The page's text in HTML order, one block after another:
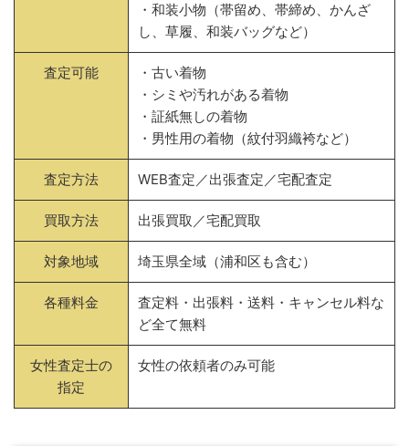
・和装小物（帯留め、帯締め、かんざ
し、草履、和装バッグなど）
査定可能
・古い着物
・シミや汚れがある着物
・証紙無しの着物
・男性用の着物（紋付羽織袴など）
査定方法 WEB査定／出張査定／宅配査定
買取方法 出張買取／宅配買取
対象地域 埼玉県全域（浦和区も含む）
各種料金
査定料・出張料・送料・キャンセル料な
ど全て無料
女性査定士の
指定
女性の依頼者のみ可能